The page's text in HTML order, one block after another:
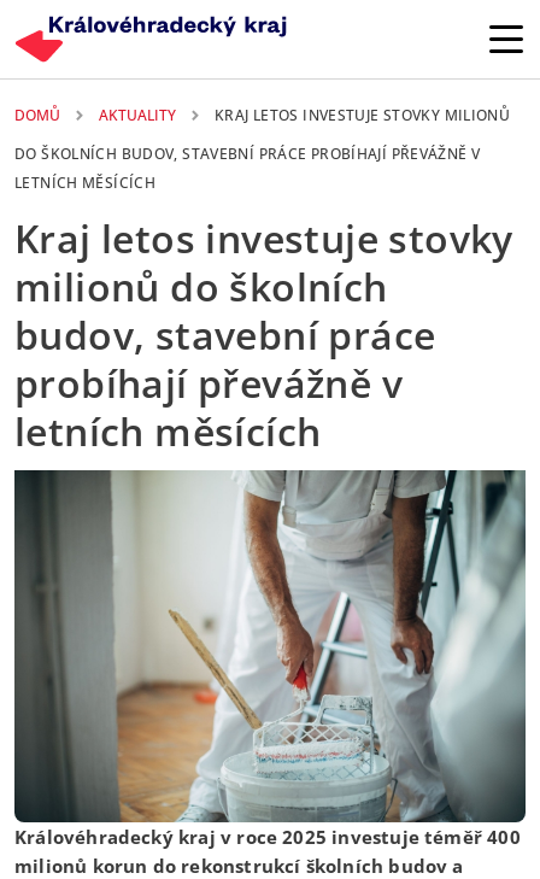
DOMŮ AKTUALITY
KRAJ LETOS INVESTUJE STOVKY MILIONŮ
DO ŠKOLNÍCH BUDOV, STAVEBNÍ PRÁCE PROBÍHAJÍ PŘEVÁŽNĚ V
LETNÍCH MĚSÍCÍCH
Kraj letos investuje stovky
milionů do školních
budov, stavební práce
probíhají převážně v
letních měsících
1. 07. 2025
Královéhradecký kraj v roce 2025 investuje téměř 400
milionů korun do rekonstrukcí školních budov a